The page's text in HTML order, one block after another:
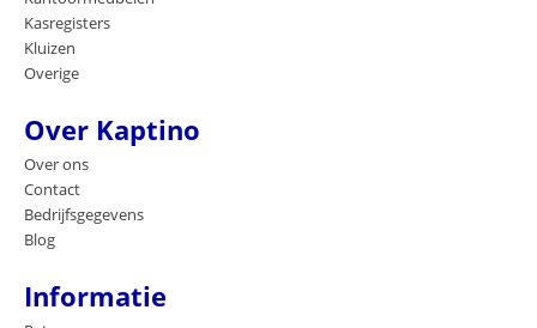
Kasregisters
Kluizen
Overige
Over Kaptino
Over ons
Contact
Bedrijfsgegevens
Blog
Informatie